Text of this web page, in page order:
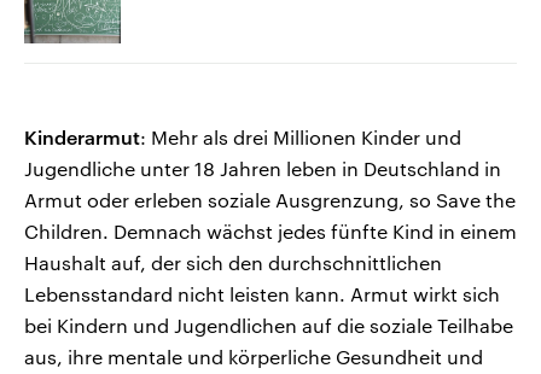
Kinderarmut: Mehr als drei Millionen Kinder und
Jugendliche unter 18 Jahren leben in Deutschland in
Armut oder erleben soziale Ausgrenzung, so Save the
Children. Demnach wächst jedes fünfte Kind in einem
Haushalt auf, der sich den durchschnittlichen
Lebensstandard nicht leisten kann. Armut wirkt sich
bei Kindern und Jugendlichen auf die soziale Teilhabe
aus, ihre mentale und körperliche Gesundheit und